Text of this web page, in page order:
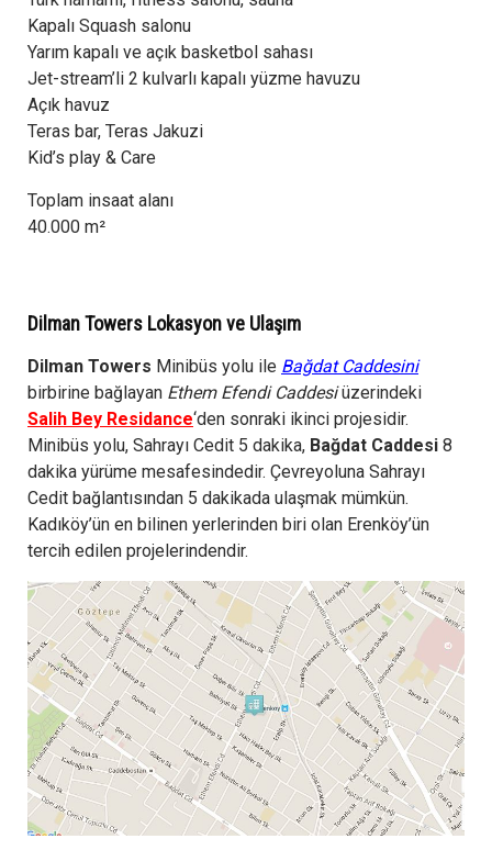
Kapalı Squash salonu
Yarım kapalı ve açık basketbol sahası
Jet-stream’li 2 kulvarlı kapalı yüzme havuzu
Açık havuz
Teras bar, Teras Jakuzi
Kid’s play & Care
Toplam insaat alanı
40.000 m²
Dilman Towers Lokasyon ve Ulaşım
Dilman Towers Minibüs yolu ile Bağdat Caddesini
birbirine bağlayan Ethem Efendi Caddesiüzerindeki
Salih Bey Residance‘den sonraki ikinci projesidir.
Minibüs yolu, Sahrayı Cedit 5 dakika, Bağdat Caddesi 8
dakika yürüme mesafesindedir. Çevreyoluna Sahrayı
Cedit bağlantısından 5 dakikada ulaşmak mümkün.
Kadıköy’ün en bilinen yerlerinden biri olan Erenköy’ün
tercih edilen projelerindendir.